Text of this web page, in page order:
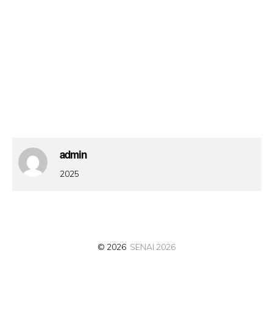
admin
2025
© 2026 SENAI 2026